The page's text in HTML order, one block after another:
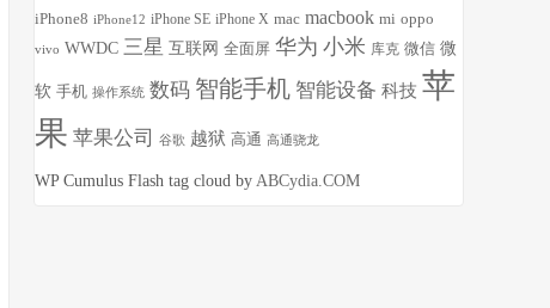
iPhone8 iPhone12 iPhone SE iPhone X mac macbook mi oppo
vivo WWDC 三星 互联网 全面屏 华为 小米 库克 微信 微
软 手机 操作系统 数码 智能手机 智能设备 科技 苹
果 苹果公司 谷歌 越狱 高通 高通骁龙
WP Cumulus Flash tag cloud by ABCydia.COM